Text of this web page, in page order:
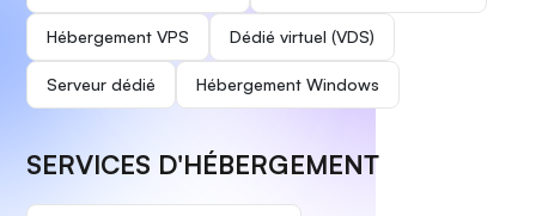
Hébergement VPS Dédié virtuel (VDS)
Serveur dédié Hébergement Windows
SERVICES D'HÉBERGEMENT